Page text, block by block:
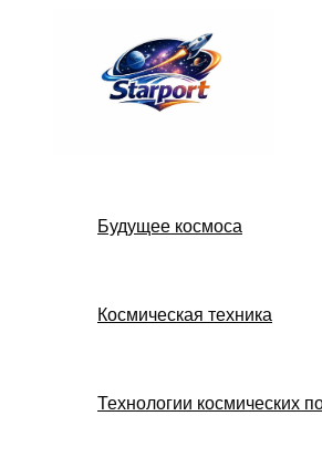
содержимому
Будущее космоса
Космическая техника
Технологии космических